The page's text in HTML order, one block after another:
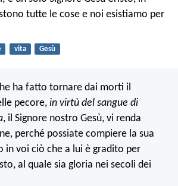
tutte le cose e noi esistiamo per
vita Gesù
ha fatto tornare dai morti il
pecore, in virtù del sangue di
, il Signore nostro Gesù, vi renda
perché possiate compiere la sua
in voi ciò che a lui è gradito per
al quale sia gloria nei secoli dei